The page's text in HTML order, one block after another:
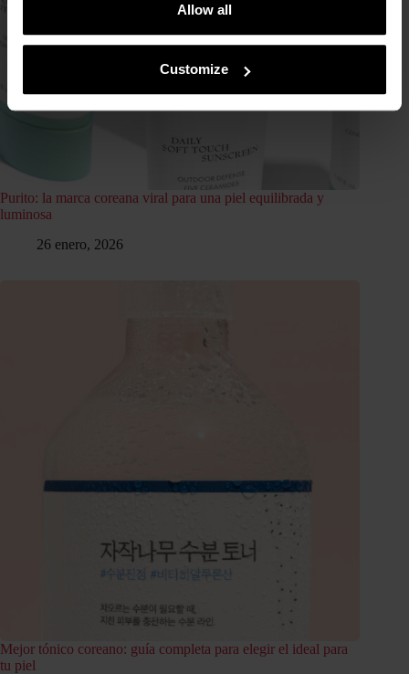
Allow all
Customize
Purito: la marca coreana viral para una piel equilibrada y
luminosa
26 enero, 2026
Mejor tónico coreano: guía completa para elegir el ideal para
tu piel